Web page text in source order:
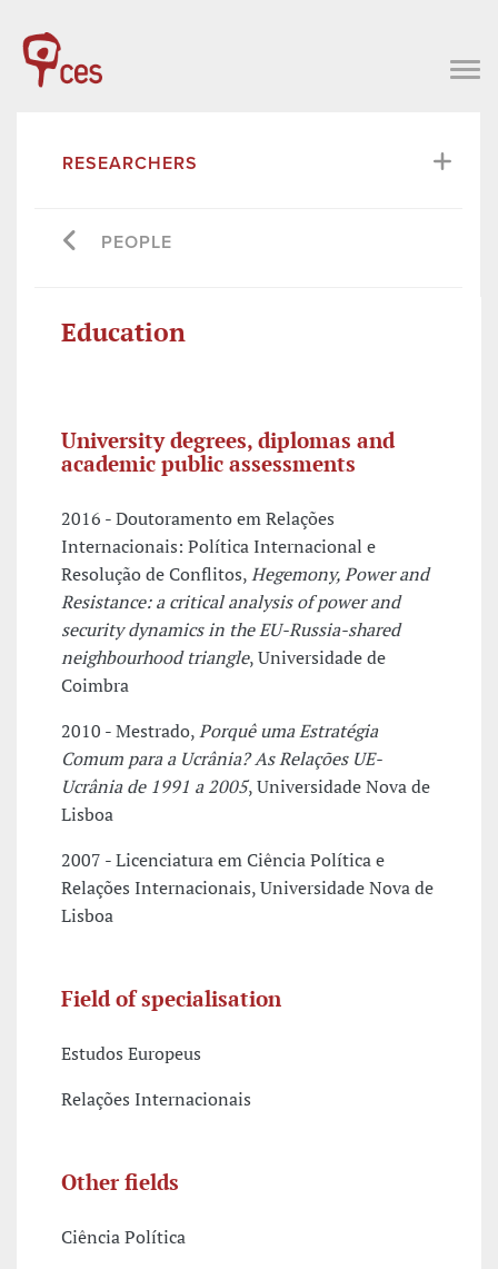
RESEARCHERS
PEOPLE
Education
University degrees, diplomas and
academic public assessments
2016 - Doutoramento em Relações
Internacionais: Política Internacional e
Resolução de Conflitos,Hegemony, Power and
Resistance: a critical analysis of power and
security dynamics in the EU-Russia-shared
neighbourhood triangle, Universidade de
Coimbra
2010 - Mestrado,Porquê uma Estratégia
Comum para a Ucrânia? As Relações UE-
Ucrânia de 1991 a 2005, Universidade Nova de
Lisboa
2007 - Licenciatura em Ciência Política e
Relações Internacionais, Universidade Nova de
Lisboa
Field of specialisation
Estudos Europeus
Relações Internacionais
Other fields
Ciência Política